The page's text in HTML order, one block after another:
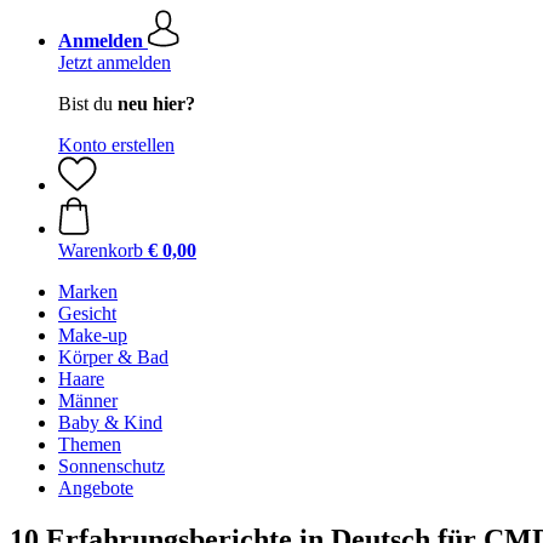
Anmelden
Jetzt anmelden
Bist du neu hier?
Konto erstellen
Warenkorb € 0,00
Marken
Gesicht
Make-up
Körper & Bad
Haare
Männer
Baby & Kind
Themen
Sonnenschutz
Angebote